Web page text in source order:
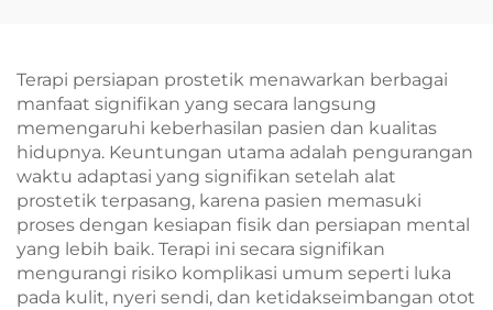
Terapi persiapan prostetik menawarkan berbagai
manfaat signifikan yang secara langsung
memengaruhi keberhasilan pasien dan kualitas
hidupnya. Keuntungan utama adalah pengurangan
waktu adaptasi yang signifikan setelah alat
prostetik terpasang, karena pasien memasuki
proses dengan kesiapan fisik dan persiapan mental
yang lebih baik. Terapi ini secara signifikan
mengurangi risiko komplikasi umum seperti luka
pada kulit, nyeri sendi, dan ketidakseimbangan otot